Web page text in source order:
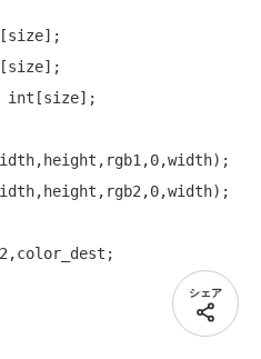
[size];
[size];
int [size];
シェア